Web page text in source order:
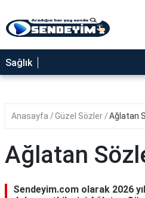
SAĞLIK
NEDİR
YEMEK
RÜYA
TABİRLERİ
GEZİLECEK
Sağlık
Anasayfa Güzel Sözler Ağlatan
Ağlatan
Sendeyim.com olarak 2026